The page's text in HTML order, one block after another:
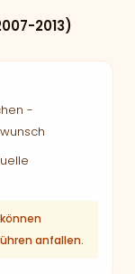
2013)
-
anfallen.